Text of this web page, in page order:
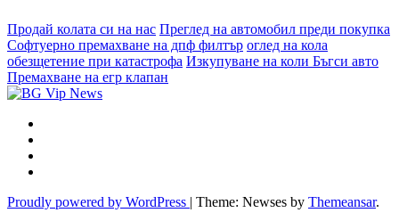
Продай колата си на нас Преглед на автомобил преди покупка
Софтуерно премахване на дпф филтър оглед на кола
обезщетение при катастрофа Изкупуване на коли Бъгси авто
Премахване на егр клапан
Proudly powered by WordPress | Theme: Newses by Themeansar.